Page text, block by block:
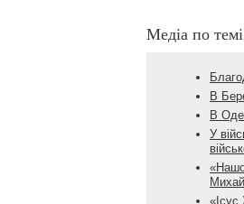
Медіа по
В
В
У
«Ісус